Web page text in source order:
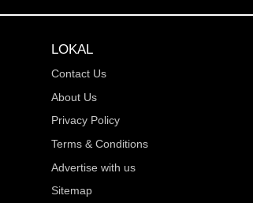
LOKAL
Contact Us
About Us
Privacy Policy
Terms & Conditions
Advertise with us
Sitemap